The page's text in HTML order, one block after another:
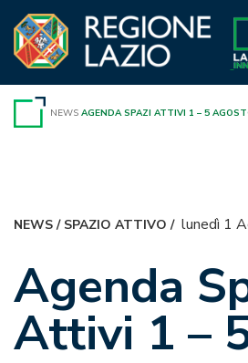
contenuto
NEWS AGENDA SPAZI ATTIVI 1 – 5
NEWS/ SPAZIO ATTIVO / lunedì 1
Agenda
Attivi 1 –